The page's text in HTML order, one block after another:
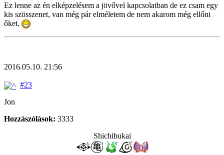
Ez lenne az én elképzelésem a jövővel kapcsolatban de ez csam egy
kis szösszenet, van még pár elméletem de nem akarom még ellőni
őket.
2016.05.10. 21:56
#23
Jon
Hozzászólások: 3333
Shichibukai